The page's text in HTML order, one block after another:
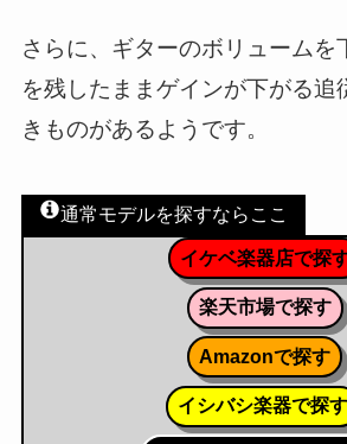
さらに、ギターのボリュームを
を残したままゲインが下がる追
きものがあるようです。
通常モデルを探すならここ
イケベ楽器店で探
楽天市場で探す
Amazonで探す
イシバシ楽器で探す